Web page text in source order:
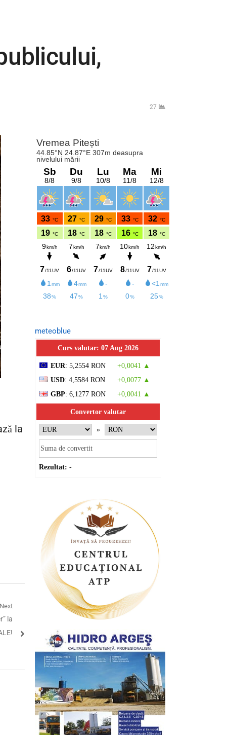
27
la
Next
la
meteoblue
Curs valutar: 07 Aug 2026
EUR: 5,2554 RON
+0,0041 ▲
USD: 4,5584 RON
+0,0077 ▲
GBP: 6,1277 RON +0,0041 ▲
Convertor valutar
»
Rezultat: -